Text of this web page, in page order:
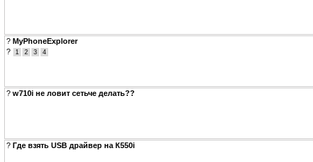
? MyPhoneExplorer
?
1 2 3 4
? w710i не ловит сетьче делать??
? Где взять USB драйвер на К550i